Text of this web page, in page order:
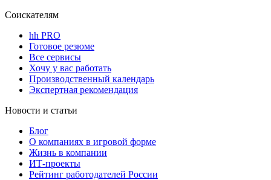
Соискателям
hh PRO
Готовое резюме
Все сервисы
Хочу у вас работать
Производственный календарь
Экспертная рекомендация
Новости и статьи
Блог
О компаниях в игровой форме
Жизнь в компании
ИТ-проекты
Рейтинг работодателей России